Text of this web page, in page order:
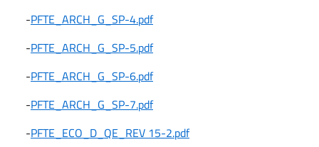
-PFTE_ARCH_G_SP-4.pdf
-PFTE_ARCH_G_SP-5.pdf
-PFTE_ARCH_G_SP-6.pdf
-PFTE_ARCH_G_SP-7.pdf
-PFTE_ECO_D_QE_REV 15-2.pdf